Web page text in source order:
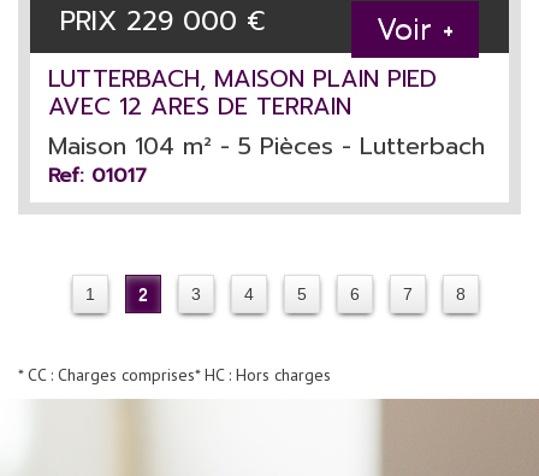
PRIX 229 000 € Voir +
LUTTERBACH, MAISON PLAIN PIED
AVEC 12 ARES DE TERRAIN
Maison 104 m² - 5 Pièces - Lutterbach
Ref: 01017
1 2 3 4 5 6 7 8
* CC : Charges comprises* HC : Hors charges